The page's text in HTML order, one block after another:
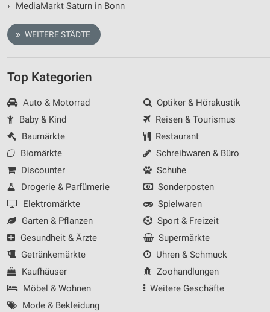
›
MediaMarkt Saturn in Bonn
WEITERE STÄDTE
Top Kategorien
Auto & Motorrad
Baby & Kind
Baumärkte
Biomärkte
Discounter
Drogerie & Parfümerie
Elektromärkte
Garten & Pflanzen
Gesundheit & Ärzte
Getränkemärkte
Kaufhäuser
Möbel & Wohnen
Mode & Bekleidung
Optiker & Hörakustik
Reisen & Tourismus
Restaurant
Schreibwaren & Büro
Schuhe
Sonderposten
Spielwaren
Sport & Freizeit
Supermärkte
Uhren & Schmuck
Zoohandlungen
Weitere Geschäfte